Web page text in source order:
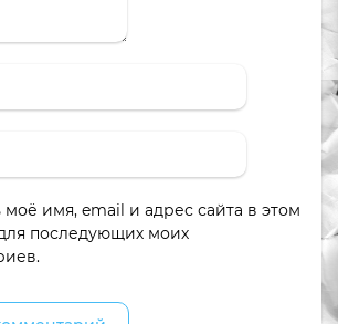
моё имя, email и адрес сайта в этом
последующих моих